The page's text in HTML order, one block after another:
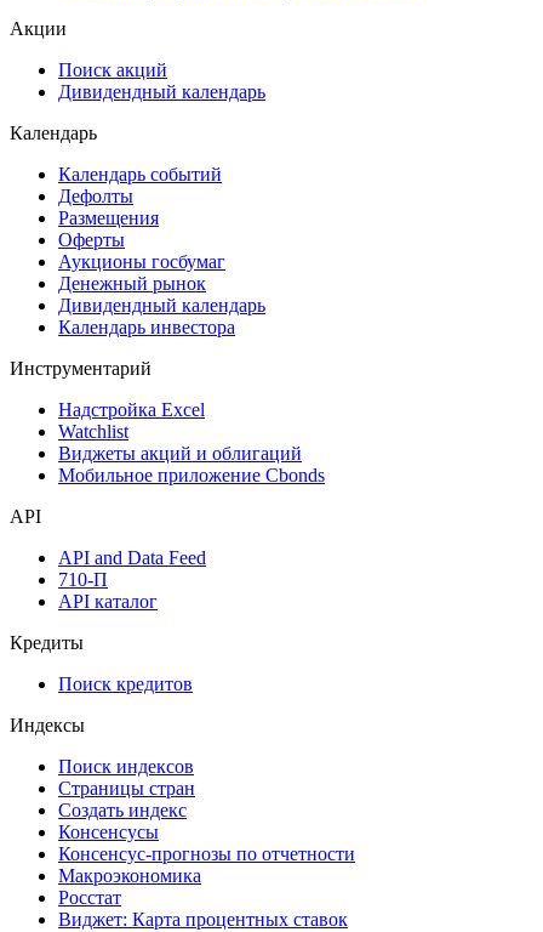
Акции
Поиск акций
Дивидендный календарь
Календарь
Календарь событий
Дефолты
Размещения
Оферты
Аукционы госбумаг
Денежный рынок
Дивидендный календарь
Календарь инвестора
Инструментарий
Надстройка Excel
Watchlist
Виджеты акций и облигаций
Мобильное приложение Cbonds
API
API and Data Feed
710-П
API каталог
Кредиты
Поиск кредитов
Индексы
Поиск индексов
Страницы стран
Создать индекс
Консенсусы
Консенсус-прогнозы по отчетности
Макроэкономика
Росстат
Виджет: Карта процентных ставок